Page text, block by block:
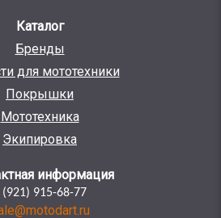
Каталог
Бренды
для мототехники
Покрышки
Мототехника
Экипировка
информация
(921) 915-68-77